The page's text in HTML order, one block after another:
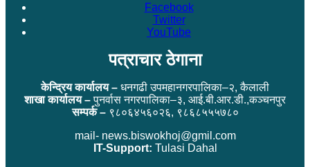
Facebook
Twitter
YouTube
पत्राचार ठेगाना
केन्द्रिय कार्यालय – धनगढी उपमहानगरपालिका–२, कैलाली
शाखा कार्यालय –पुनर्वास नगरपालिका–३, आई.बी.आर.डी.,कञ्चनपुर
सम्पर्क –९८०६४५६०२६, ९८६८५५५७८०
mail- news.biswokhoj@gmil.com
IT-Support: Tulasi Dahal